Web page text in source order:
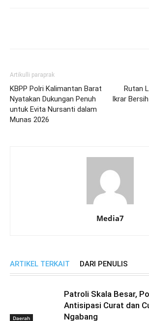
Artikulli paraprak
KBPP Polri Kalimantan Barat
Nyatakan Dukungan Penuh
untuk Evita Nursanti dalam
Munas 2026
Rutan
Ikrar
Media7
ARTIKEL TERKAIT DARI PENULIS
Daerah
Patroli Skala Besar,
Antisipasi Curat dan
Ngabang